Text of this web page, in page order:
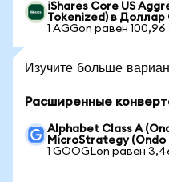
iShares Core US
Tokenized) в
1 AGGon равен 100,96
Изучите больше
Расширенные
Alphabet Class A
MicroStrategy (Ondo
1 GOOGLon равен